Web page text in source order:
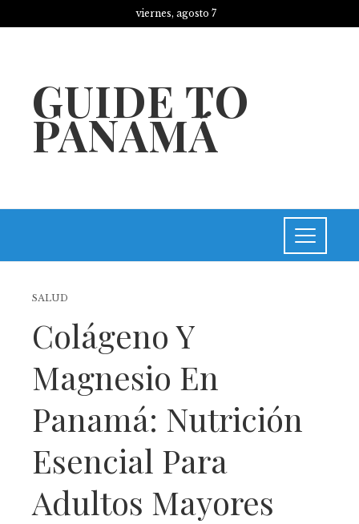
viernes, agosto 7
GUIDE TO
PANAMÁ
SALUD
Colágeno Y
Magnesio En
Panamá: Nutrición
Esencial Para
Adultos Mayores